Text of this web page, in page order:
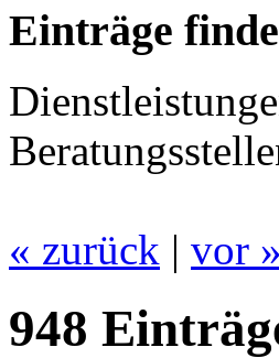
Einträge
« zurück | vor »
948